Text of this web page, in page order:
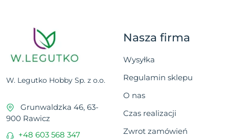
W. Legutko Hobby Sp. z o.o.
Grunwaldzka 46, 63-
900 Rawicz
+48 603 568 347
Nasza firma
Wysyłka
Regulamin sklepu
O nas
Czas realizacji
Zwrot zamówień